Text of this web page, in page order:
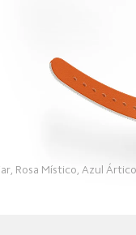
Rosa Místico, Azul